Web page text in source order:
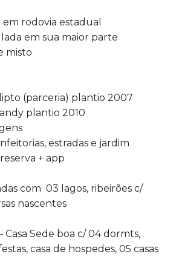
rodovia estadual
em sua maior parte
misto
(parceria) plantio 2007
plantio 2010
estradas e jardim
+ app
com 03 lagos, ribeirões c/
nascentes
Casa Sede boa c/ 04 dormts,
casa de hospedes, 05 casas